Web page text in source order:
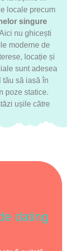
locale precum
singure
nu ghicești
moderne de
locație și
sunt adesea
tău să iasă în
poze statice.
ușile către
dating